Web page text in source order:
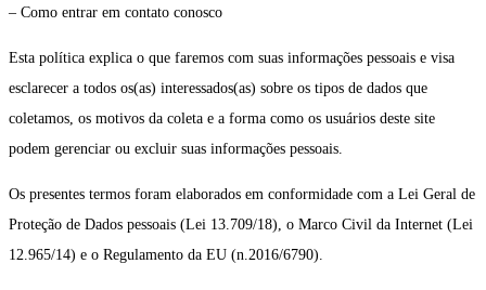
– Como entrar em contato conosco
Esta política explica o que faremos com suas informações pessoais e visa
esclarecer a todos os(as) interessados(as) sobre os tipos de dados que
coletamos, os motivos da coleta e a forma como os usuários deste site
podem gerenciar ou excluir suas informações pessoais.
Os presentes termos foram elaborados em conformidade com a Lei Geral de
Proteção de Dados pessoais (Lei 13.709/18), o Marco Civil da Internet (Lei
12.965/14) e o Regulamento da EU (n.2016/6790).